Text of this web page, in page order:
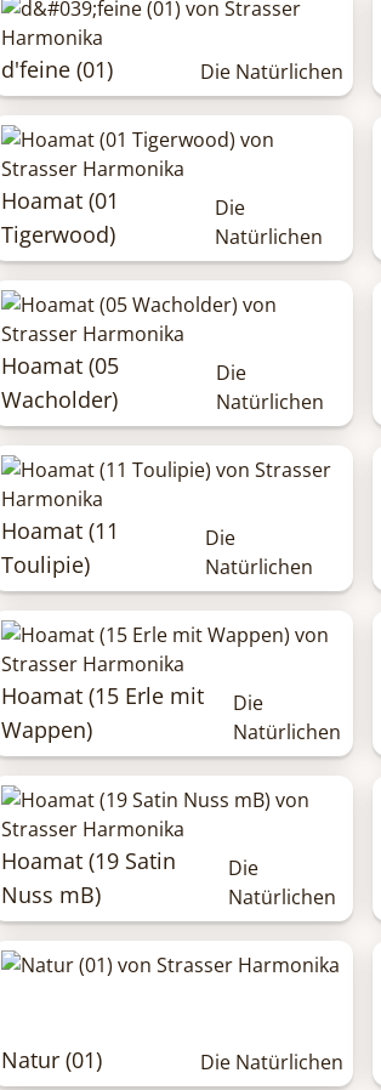
d'feine (01) Die Natürlichen
Hoamat (01
Tigerwood)
Die
Natürlichen
Hoamat (05
Wacholder)
Die
Natürlichen
Hoamat (11
Toulipie)
Die
Natürlichen
Hoamat (15 Erle mit
Wappen)
Die
Natürlichen
Hoamat (19 Satin
Nuss mB)
Die
Natürlichen
Natur (01) Die Natürlichen